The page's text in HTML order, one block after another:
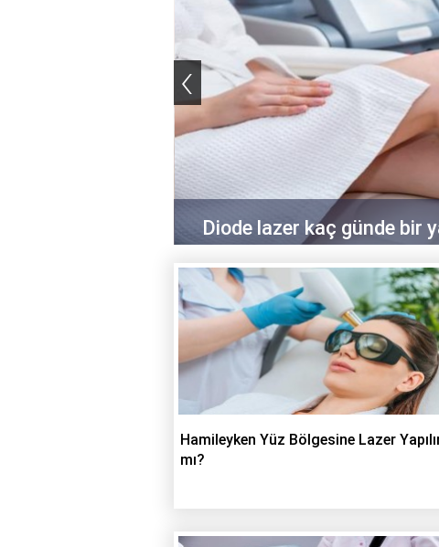
Diode lazer kaç günde bir
‹
Hamileyken Yüz Bölgesine Lazer
mı?